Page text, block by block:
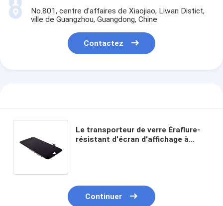
No.801, centre d'affaires de Xiaojiao, Liwan Distict,
ville de Guangzhou, Guangdong, Chine
Contactez
Le transporteur de verre Éraflure-
résistant d'écran d'affichage à
Continuer